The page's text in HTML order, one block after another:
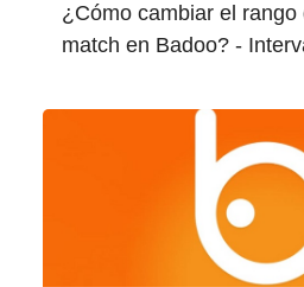
¿Cómo cambiar el rango
match en Badoo? -